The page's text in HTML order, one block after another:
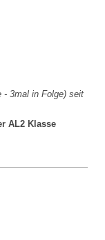
- 3mal in Folge) seit
AL2 Klasse